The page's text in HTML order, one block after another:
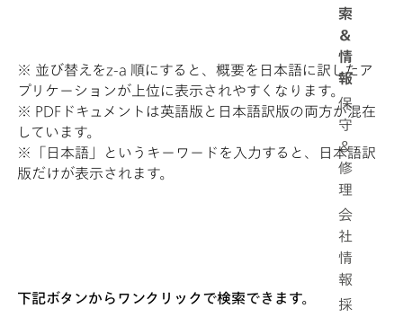
索
＆
情
報
保
守
＆
修
理
会
社
情
報
採
※ 並び替えをz-a 順にすると、概要を日本語に訳したア
プリケーションが上位に表示されやすくなります。
※ PDFドキュメントは英語版と日本語訳版の両方が混在
しています。
※「日本語」というキーワードを入力すると、日本語訳
版だけが表示されます。
下記ボタンからワンクリックで検索できます。